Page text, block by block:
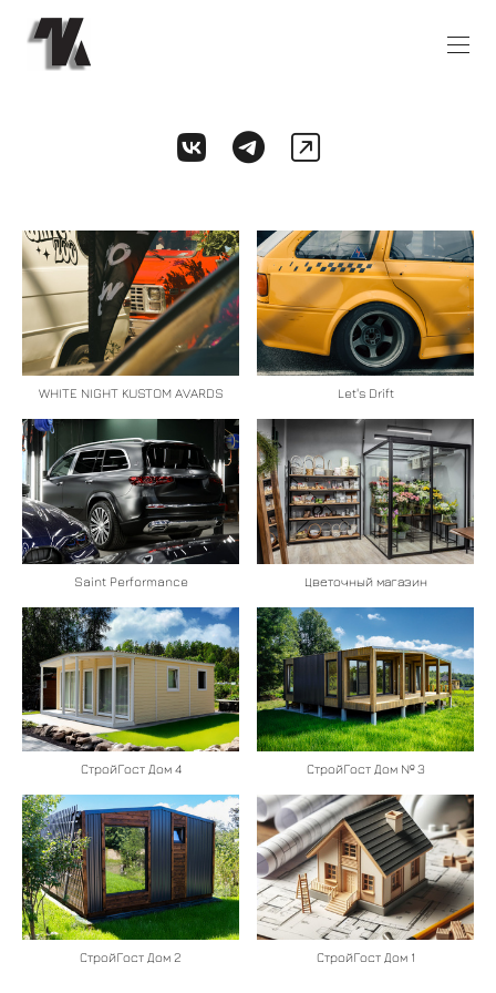
WHITE NIGHT KUSTOM AVARDS Let's Drift
Saint Performance Цветочный магазин
СтройГост Дом 4 СтройГост Дом № 3
СтройГост Дом 2 СтройГост Дом 1